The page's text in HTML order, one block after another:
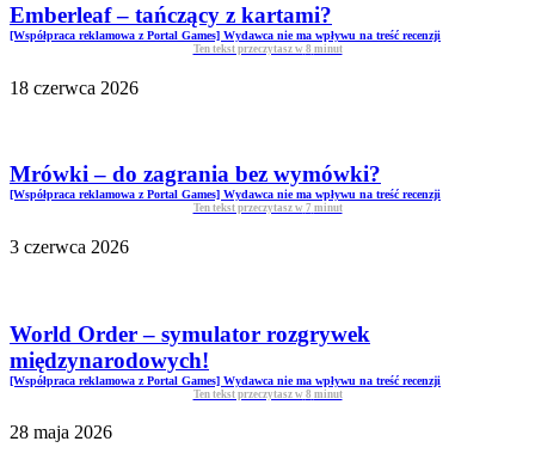
Emberleaf – tańczący z kartami?
[Współpraca reklamowa z Portal Games] Wydawca nie ma wpływu na treść recenzji
Ten tekst przeczytasz w 8 minut
18 czerwca 2026
Mrówki – do zagrania bez wymówki?
[Współpraca reklamowa z Portal Games] Wydawca nie ma wpływu na treść recenzji
Ten tekst przeczytasz w 7 minut
3 czerwca 2026
World Order – symulator rozgrywek
międzynarodowych!
[Współpraca reklamowa z Portal Games] Wydawca nie ma wpływu na treść recenzji
Ten tekst przeczytasz w 8 minut
28 maja 2026